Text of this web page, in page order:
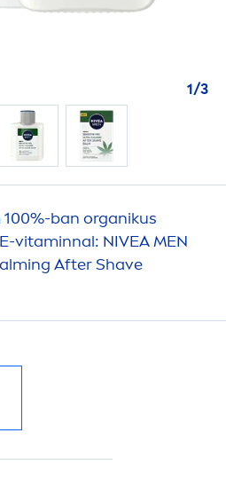
1/3
ban organikus
vitaminnal: NIVEAMEN
After Shave